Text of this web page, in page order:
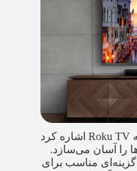
از ویژگی‌های تلویزیون TCL می‌توان به Roku TV اشاره کرد
را آسان می‌سازد.
مناسب برای